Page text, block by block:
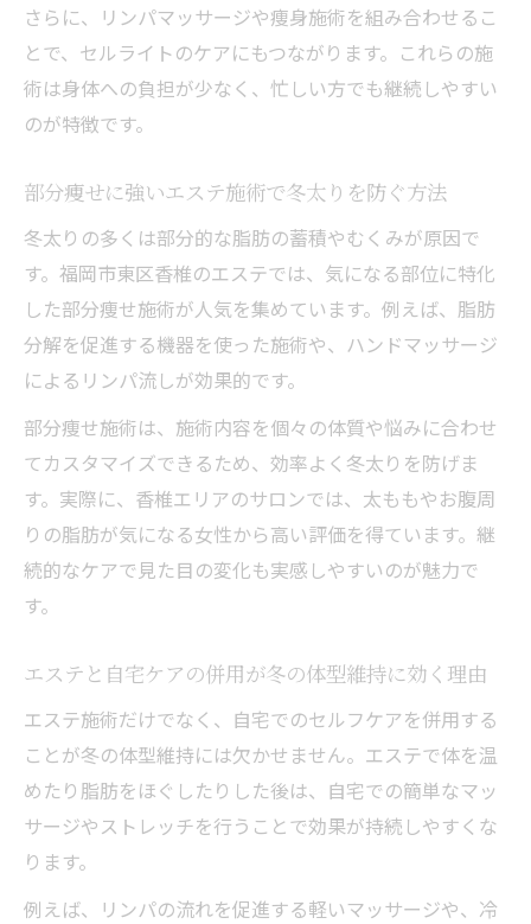
さらに、リンパマッサージや痩身施術を組み合わせるこ
とで、セルライトのケアにもつながります。これらの施
術は身体への負担が少なく、忙しい方でも継続しやすい
のが特徴です。
部分痩せに強いエステ施術で冬太りを防ぐ方法
冬太りの多くは部分的な脂肪の蓄積やむくみが原因で
す。福岡市東区香椎のエステでは、気になる部位に特化
した部分痩せ施術が人気を集めています。例えば、脂肪
分解を促進する機器を使った施術や、ハンドマッサージ
によるリンパ流しが効果的です。
部分痩せ施術は、施術内容を個々の体質や悩みに合わせ
てカスタマイズできるため、効率よく冬太りを防げま
す。実際に、香椎エリアのサロンでは、太ももやお腹周
りの脂肪が気になる女性から高い評価を得ています。継
続的なケアで見た目の変化も実感しやすいのが魅力で
す。
エステと自宅ケアの併用が冬の体型維持に効く理由
エステ施術だけでなく、自宅でのセルフケアを併用する
ことが冬の体型維持には欠かせません。エステで体を温
めたり脂肪をほぐしたりした後は、自宅での簡単なマッ
サージやストレッチを行うことで効果が持続しやすくな
ります。
例えば、リンパの流れを促進する軽いマッサージや、冷